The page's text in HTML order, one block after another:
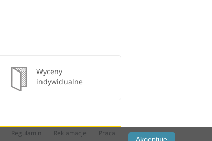
Wyceny
indywidualne
Praca
Reklamacje
Regulamin